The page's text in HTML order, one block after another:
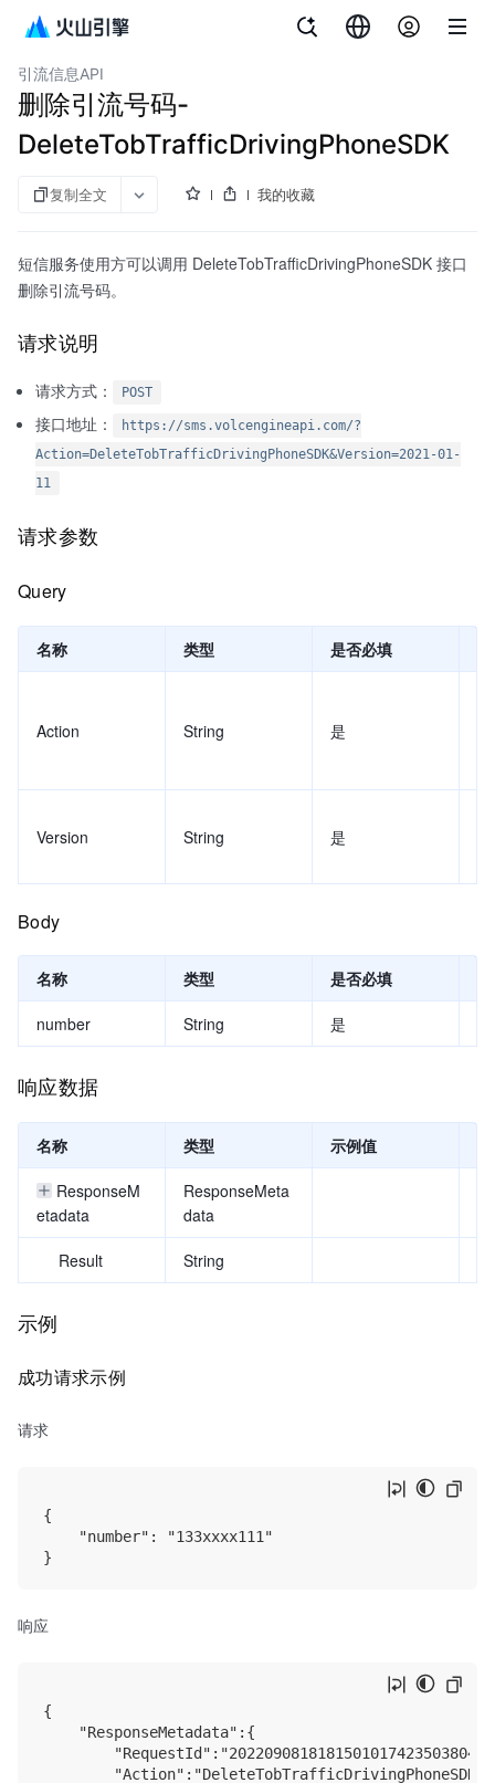
短信服务
引流信息API
删除引流号码-
DeleteTobTrafficDrivingPhoneSDK
复制全文 我的收藏
短信服务使用方可以调用 DeleteTobTrafficDrivingPhoneSDK 接口
删除引流号码。
请求说明
请求方式： POST
接口地址：
https://sms.volcengineapi.com/?
Action=DeleteTobTrafficDrivingPhoneSDK&Version=2021-01-
11
请求参数
Query
名称 类型 是否必填
Action String 是
Version String 是
Body
名称 类型 是否必填
number String 是
响应数据
名称 类型 示例值
ResponseM
etadata
ResponseMeta
data
Result String
示例
成功请求示例
请求
{
    "number": "133xxxx111"
响应
{
    "ResponseMetadata":{
        "Action":"DeleteTobTrafficDrivingPhoneSDK",